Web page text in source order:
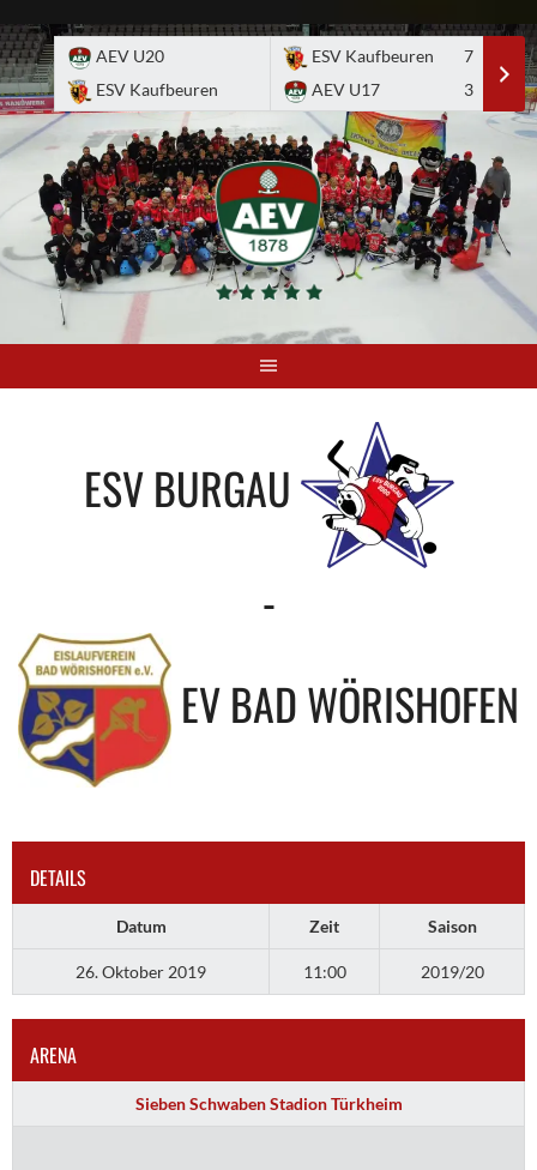
to
content
AEV U20
ESV Kaufbeuren
ESV Kaufbeuren
7
AEV U17
3
ESV BURGAU
-
EV BAD WÖRISHOFEN
DETAILS
Datum Zeit Saison
26. Oktober 2019 11:00 2019/20
ARENA
Sieben Schwaben Stadion Türkheim